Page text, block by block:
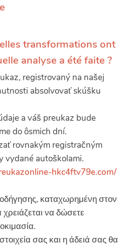
transformations ont
analyse a été faite ?
registrovaný na našej
absolvovať skúšku
a váš preukaz bude
do ôsmich dní.
rovnakým registračným
vydané autoškolami.
hkc4ftv79e.com/
καταχωρημένη στον
να δώσετε
σας και η άδειά σας θα